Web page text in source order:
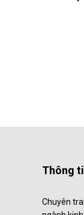
Thông
Chuyên